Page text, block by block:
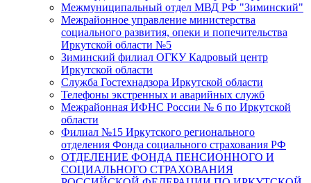
Межмуниципальный отдел МВД РФ "Зиминский"
Межрайонное управление министерства
социального развития, опеки и попечительства
Иркутской области №5
Зиминский филиал ОГКУ Кадровый центр
Иркутской области
Служба Гостехнадзора Иркутской области
Телефоны экстренных и аварийных служб
Межрайонная ИФНС России № 6 по Иркутской
области
Филиал №15 Иркутского регионального
отделения Фонда социального страхования РФ
ОТДЕЛЕНИЕ ФОНДА ПЕНСИОННОГО И
СОЦИАЛЬНОГО СТРАХОВАНИЯ